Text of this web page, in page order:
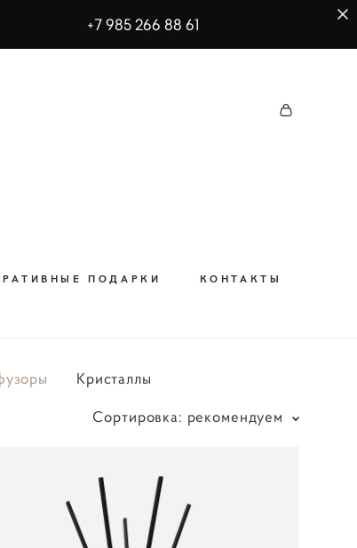
+7 985 266 88 61
ПОДАРКИ КОНТАКТЫ
Кристаллы
Сортировка: рекомендуем